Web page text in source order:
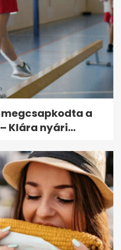
megcsapkodta a
Klára nyári...